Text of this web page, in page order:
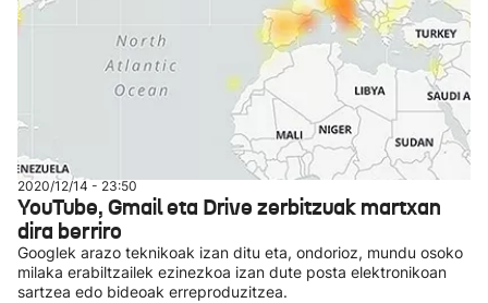
2020/12/14 - 23:50
YouTube, Gmail eta Drive zerbitzuak martxan
dira berriro
Googlek arazo teknikoak izan ditu eta, ondorioz, mundu osoko
milaka erabiltzailek ezinezkoa izan dute posta elektronikoan
sartzea edo bideoak erreproduzitzea.